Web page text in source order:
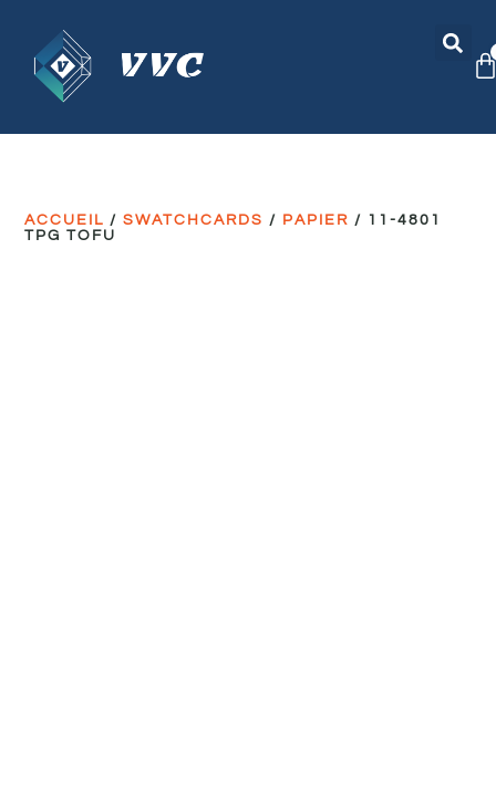
ACCUEIL /SWATCHCARDS / PAPIER / 11-4801
TPG TOFU